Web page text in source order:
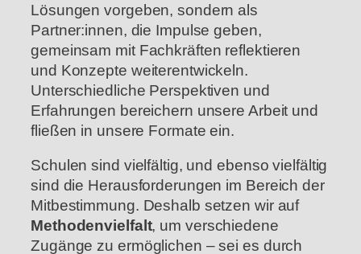
Lösungen vorgeben, sondern als
Partner:innen, die Impulse geben,
gemeinsam mit Fachkräften reflektieren
und Konzepte weiterentwickeln.
Unterschiedliche Perspektiven und
Erfahrungen bereichern unsere Arbeit und
fließen in unsere Formate ein.
Schulen sind vielfältig, und ebenso vielfältig
sind die Herausforderungen im Bereich der
Mitbestimmung. Deshalb setzen wir auf
Methodenvielfalt, um verschiedene
Zugänge zu ermöglichen – sei es durch